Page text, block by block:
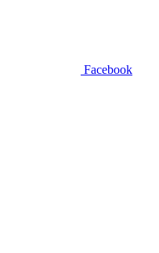
Facebook